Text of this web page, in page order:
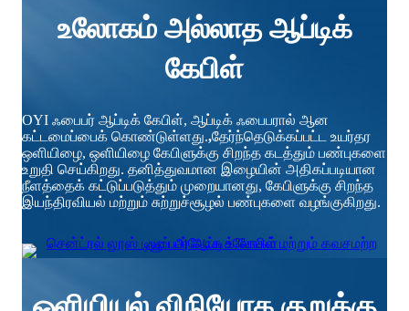
உலோகம் அல்லாத ஆப்டிக்
கேபிள்
OYI ஃபைபர் ஆப்டிக் கேபிள், ஆப்டிக் ஃபைபரால் ஆன
கட்டமைப்பைக் கொண்டுள்ளது.,தேர்ந்தெடுக்கப்பட்ட உயர்தர
ஒளியிழை, ஒளியிழை கேபிளுக்கு சிறந்த கடத்தும் பண்புகளை
உறுதி செய்கிறது. தனித்துவமான இழையின் அதிகப்படியான
நீளத்தைக் கட்டுப்படுத்தும் முறையானது, கேபிளுக்கு சிறந்த
இயந்திரவியல் மற்றும் சுற்றுச்சூழல் பண்புகளை வழங்குகிறது.